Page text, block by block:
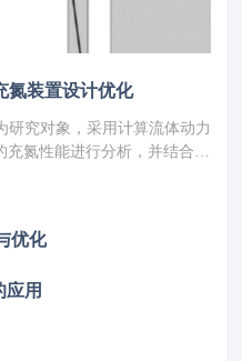
氮装置设计优化
研究对象，采用计算流体动力
充氮性能进行分析，并结合分
随后，针对优化方案进行性
残氧量降低至0.252%。为
0.68%，这一结果满足了小
优化
应用